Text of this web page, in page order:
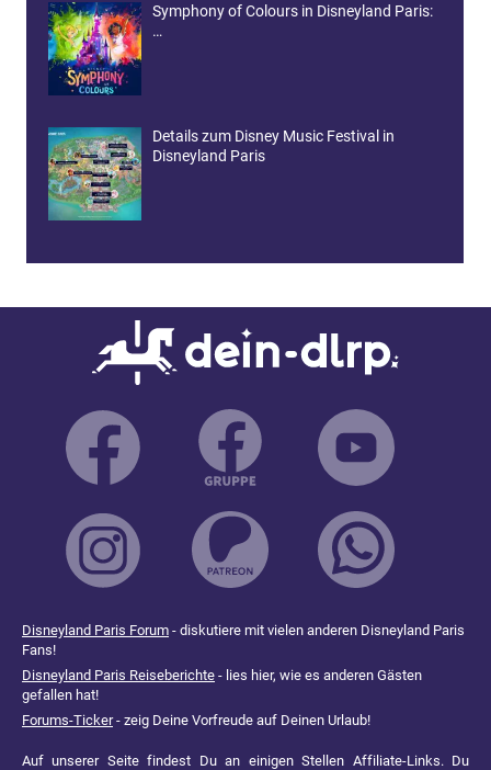
Symphony of Colours in Disneyland Paris:
…
Details zum Disney Music Festival in
Disneyland Paris
Disneyland Paris Forum - diskutiere mit vielen anderen Disneyland Paris
Fans!
Disneyland Paris Reiseberichte - lies hier, wie es anderen Gästen
gefallen hat!
Forums-Ticker- zeig Deine Vorfreude auf Deinen Urlaub!
Auf unserer Seite findest Du an einigen Stellen Affiliate-Links. Du